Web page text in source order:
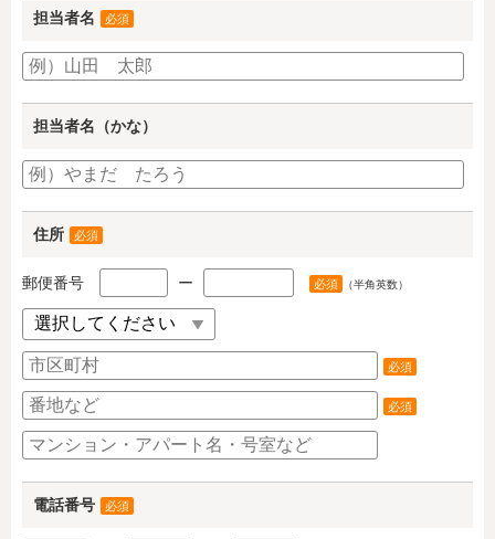
担当者名 必須
担当者名（かな）
住所 必須
郵便番号 ー 必須 （半角英数）
必須
必須
電話番号 必須